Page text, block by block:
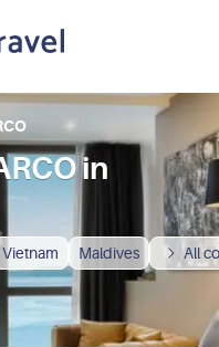
Vietnam Maldives All
in